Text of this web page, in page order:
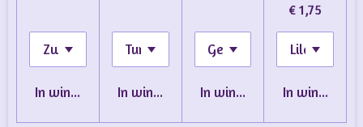
In winkelwagenIn winkelwagenIn winkelwagen
€ 1,75
In